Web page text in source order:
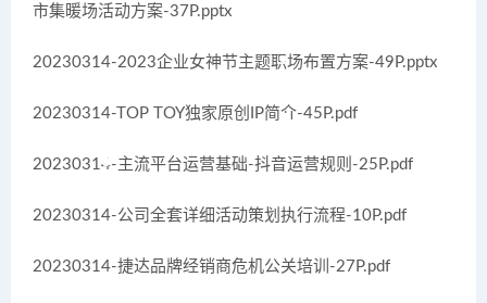
市集暖场活动方案-37P.pptx
20230314-2023企业女神节主题职场布置方案-49P.pptx
20230314-TOP TOY独家原创IP简介-45P.pdf
20230314-主流平台运营基础-抖音运营规则-25P.pdf
20230314-公司全套详细活动策划执行流程-10P.pdf
20230314-捷达品牌经销商危机公关培训-27P.pdf